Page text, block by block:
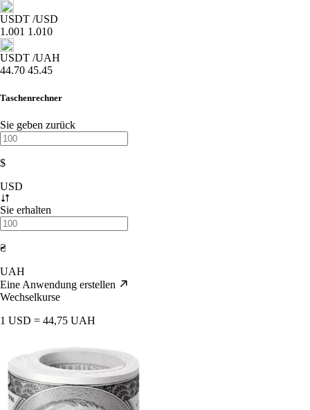
USDT /USD
1.001 1.010
USDT /UAH
44.70 45.45
Taschenrechner
Sie geben zurück
$
USD
Sie erhalten
₴
UAH
Eine Anwendung erstellen
Wechselkurse
1 USD = 44,75 UAH